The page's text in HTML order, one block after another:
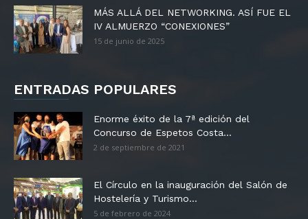
MÁS ALLÁ DEL NETWORKING. ASÍ FUE EL
IV ALMUERZO “CONEXIONES”
15 de junio de 2025
ENTRADAS POPULARES
Enorme éxito de la 7ª edición del
Concurso de Espetos Costa...
2 de septiembre de 2021
El Círculo en la inauguración del Salón de
Hostelería y Turismo...
5 de febrero de 2024